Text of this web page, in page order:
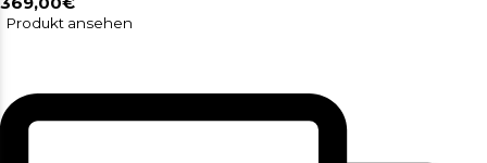
Produkt ansehen